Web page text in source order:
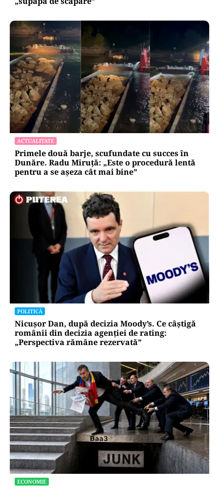
ACTUALITATE
Primele două barje, scufundate cu succes în
Dunăre. Radu Miruță: „Este o procedură lentă
pentru a se așeza cât mai bine”
POLITICĂ
Nicușor Dan, după decizia Moody’s. Ce câștigă
românii din decizia agenției de rating:
„Perspectiva rămâne rezervată”
ECONOMIE